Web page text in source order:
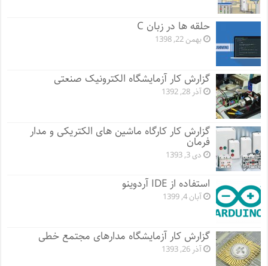
حلقه ها در زبان C
بهمن 22, 1398
گزارش کار آزمایشگاه الکترونیک صنعتی
آذر 28, 1392
گزارش کار کارگاه ماشین های الکتریکی و مدار
فرمان
دی 3, 1393
استفاده از IDE آردوینو
آبان 4, 1399
گزارش کار آزمایشگاه مدارهای مجتمع خطی
آذر 26, 1393